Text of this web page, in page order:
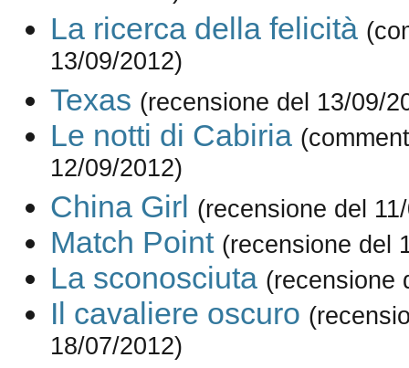
La ricerca della felicità
13/09/2012)
Texas (recensione del 13/09/
Le notti di Cabiria
12/09/2012)
China Girl (recensione del
Match Point (recensione del
La sconosciuta (recensione
Il cavaliere oscuro
18/07/2012)